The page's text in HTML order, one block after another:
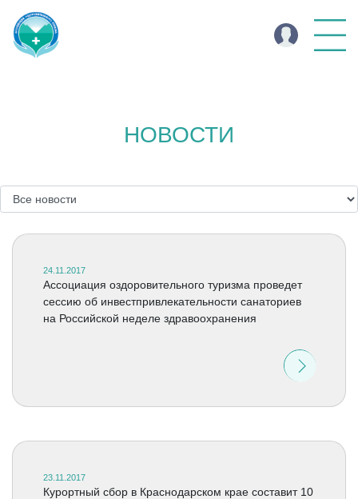
НОВОСТИ
24.11.2017
Ассоциация оздоровительного туризма проведет
сессию об инвестпривлекательности санаториев
на Российской неделе здравоохранения
23.11.2017
Курортный сбор в Краснодарском крае составит 10